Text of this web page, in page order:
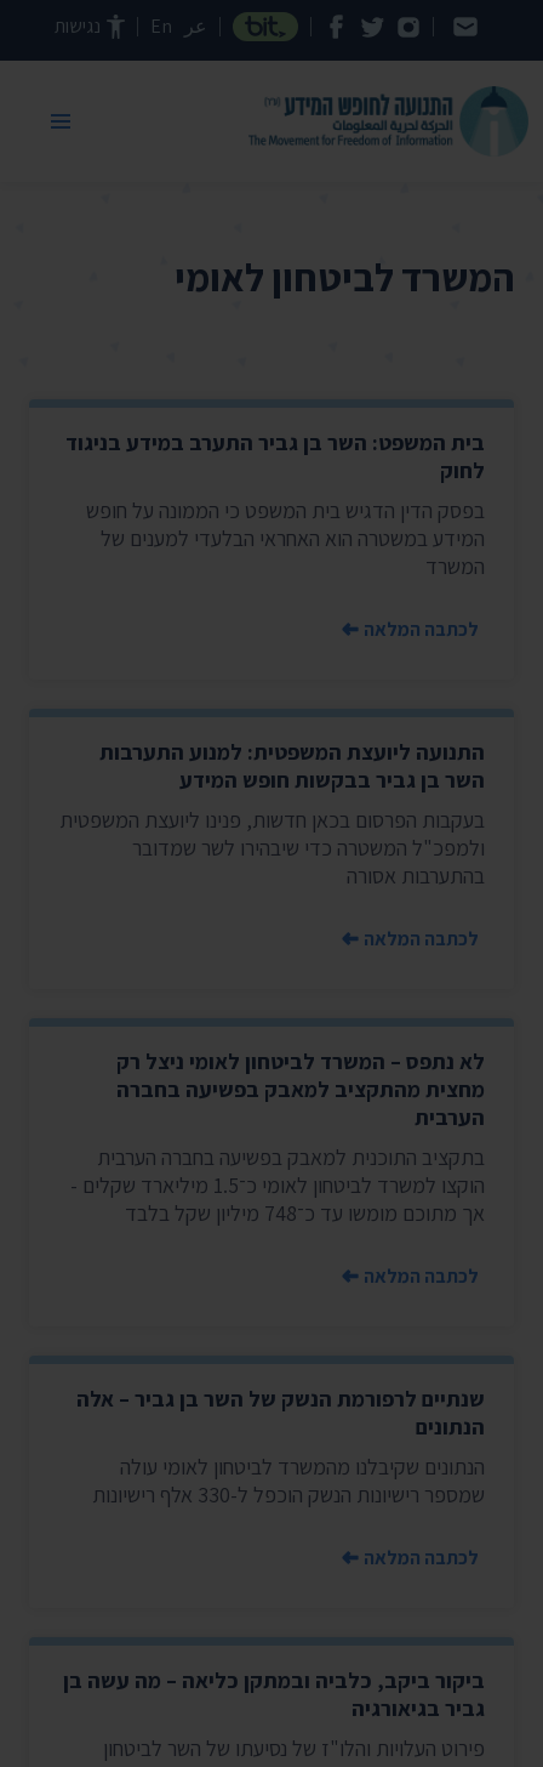
דילוג לתוכן העמוד عر En נגישות
המשרד לביטחון לאומי
בית המשפט: השר בן גביר התערב במידע בניגוד
לחוק
בפסק הדין הדגיש בית המשפט כי הממונה על חופש
המידע במשטרה הוא האחראי הבלעדי למענים של
המשרד
לכתבה המלאה
התנועה ליועצת המשפטית: למנוע התערבות
השר בן גביר בבקשות חופש המידע
בעקבות הפרסום בכאן חדשות, פנינו ליועצת המשפטית
ולמפכ"ל המשטרה כדי שיבהירו לשר שמדובר
בהתערבות אסורה
לכתבה המלאה
לא נתפס – המשרד לביטחון לאומי ניצל רק
מחצית מהתקציב למאבק בפשיעה בחברה
הערבית
בתקציב התוכנית למאבק בפשיעה בחברה הערבית
הוקצו למשרד לביטחון לאומי כ־1.5 מיליארד שקלים -
אך מתוכם מומשו עד כ־748 מיליון שקל בלבד
לכתבה המלאה
שנתיים לרפורמת הנשק של השר בן גביר – אלה
הנתונים
הנתונים שקיבלנו מהמשרד לביטחון לאומי עולה
שמספר רישיונות הנשק הוכפל ל-330 אלף רישיונות
לכתבה המלאה
ביקור ביקב, כלביה ובמתקן כליאה – מה עשה בן
גביר בגיאורגיה
פירוט העלויות והלו"ז של נסיעתו של השר לביטחון